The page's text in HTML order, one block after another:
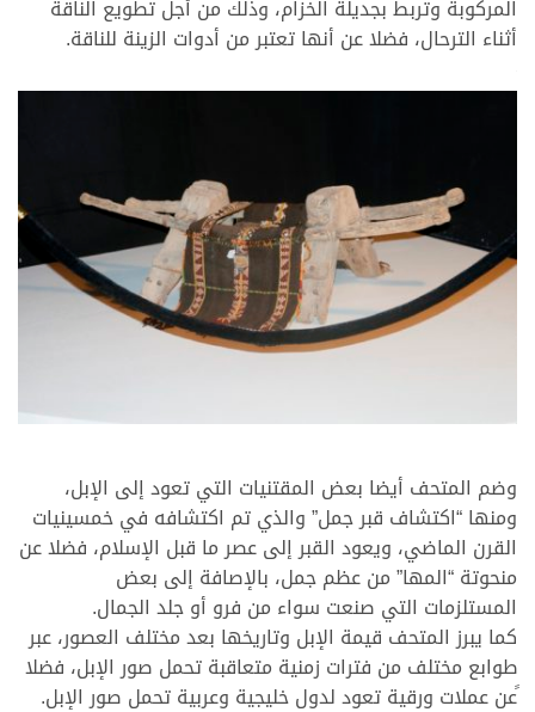
المركوبة وتربط بجديلة الخزام، وذلك من أجل تطويع الناقة
أثناء الترحال، فضلا عن أنها تعتبر من أدوات الزينة للناقة.
وضم المتحف أيضا بعض المقتنيات التي تعود إلى الإبل،
ومنها “اكتشاف قبر جمل” والذي تم اكتشافه في خمسينيات
القرن الماضي، ويعود القبر إلى عصر ما قبل الإسلام، فضلا عن
منحوتة “المها” من عظم جمل، بالإصافة إلى بعض
المستلزمات التي صنعت سواء من فرو أو جلد الجمال.
كما يبرز المتحف قيمة الإبل وتاريخها بعد مختلف العصور، عبر
طوابع مختلف من فترات زمنية متعاقبة تحمل صور الإبل، فضلا
ًعن عملات ورقية تعود لدول خليجية وعربية تحمل صور الإبل.